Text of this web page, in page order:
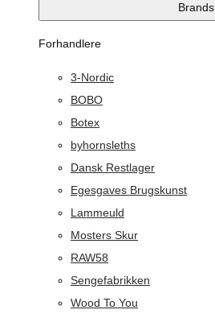
Brands
Forhandlere
3-Nordic
BOBO
Botex
byhornsleths
Dansk Restlager
Egesgaves Brugskunst
Lammeuld
Mosters Skur
RAW58
Sengefabrikken
Wood To You